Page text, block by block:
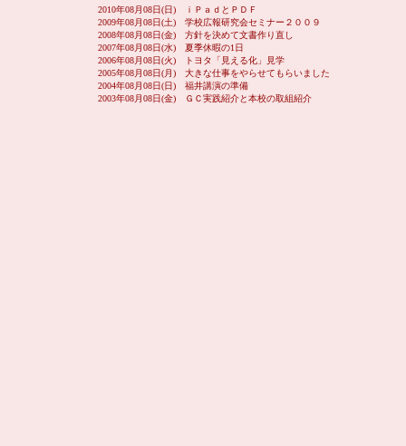
2010年08月08日(日) ｉＰａｄとＰＤＦ
2009年08月08日(土) 学校広報研究会セミナー２００９
2008年08月08日(金) 方針を決めて文書作り直し
2007年08月08日(水) 夏季休暇の1日
2006年08月08日(火) トヨタ「見える化」見学
2005年08月08日(月) 大きな仕事をやらせてもらいました
2004年08月08日(日) 福井講演の準備
2003年08月08日(金) ＧＣ実践紹介と本校の取組紹介